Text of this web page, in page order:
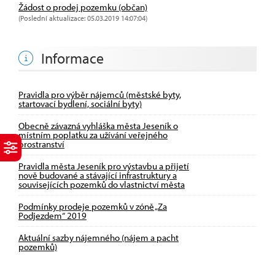
Žádost o prodej pozemku (občan)
(Poslední aktualizace: 05.03.2019 14:07:04)
Informace
Pravidla pro výběr nájemců (městské byty,
startovací bydlení, sociální byty)
Obecně závazná vyhláška města Jeseník o
místním poplatku za užívání veřejného
prostranství
Pravidla města Jeseník pro výstavbu a přijetí
nově budované a stávající infrastruktury a
souvisejících pozemků do vlastnictví města
Podmínky prodeje pozemků v zóně „Za
Podjezdem“ 2019
Aktuální sazby nájemného (nájem a pacht
pozemků)